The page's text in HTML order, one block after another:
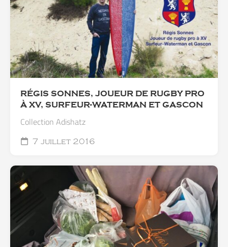
RÉGIS SONNES, JOUEUR DE RUGBY PRO
À XV, SURFEUR-WATERMAN ET GASCON
Collection Adishatz
7 juillet 2016